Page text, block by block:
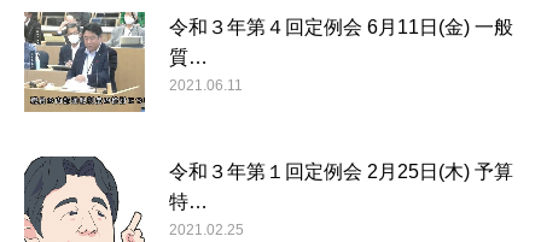
令和３年第４回定例会 6月11日(金) 一般
質…
2021.06.11
令和３年第１回定例会 2月25日(木) 予算
特…
2021.02.25